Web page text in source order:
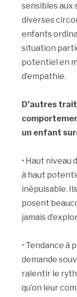
sensibles aux
diverses
enfants
situation
potentiel en
d’empathie.
D’autres
un enfant
• Haut niveau
à haut
inépuisable.
posent
jamais
• Tendance à
demande
ralentir le
qu’on leur